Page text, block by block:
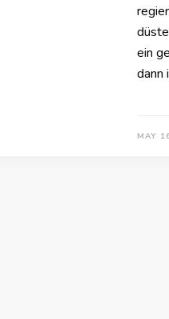
ein
dann
MAY